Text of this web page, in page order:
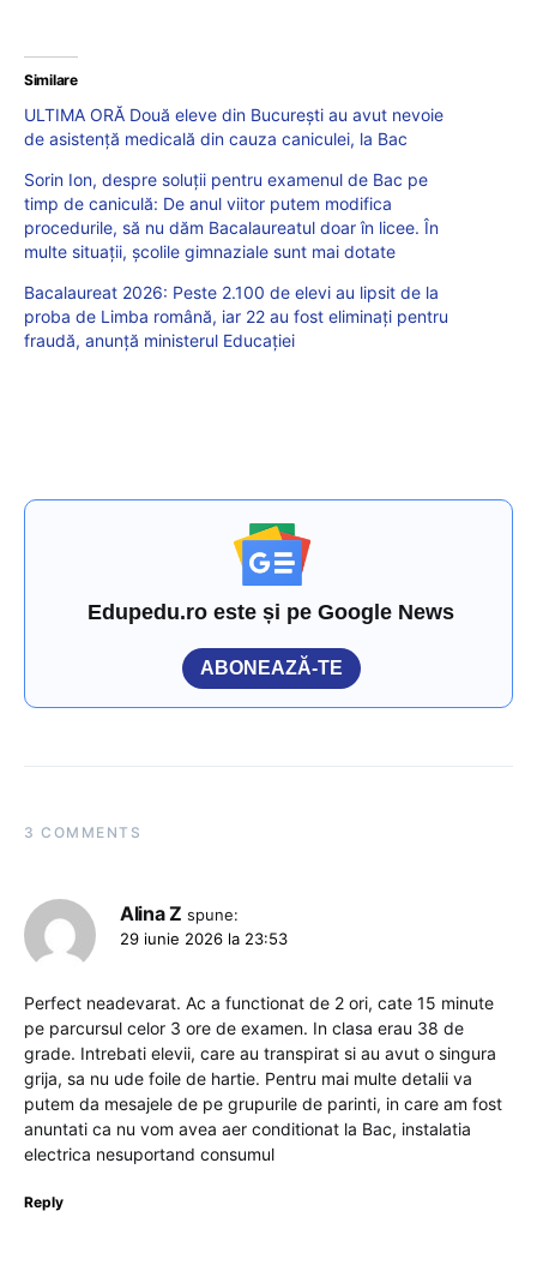
Similare
ULTIMA ORĂ Două eleve din București au avut nevoie
de asistență medicală din cauza caniculei, la Bac
Sorin Ion, despre soluții pentru examenul de Bac pe
timp de caniculă: De anul viitor putem modifica
procedurile, să nu dăm Bacalaureatul doar în licee. În
multe situații, școlile gimnaziale sunt mai dotate
Bacalaureat 2026: Peste 2.100 de elevi au lipsit de la
proba de Limba română, iar 22 au fost eliminați pentru
fraudă, anunță ministerul Educației
Edupedu.ro este și pe Google News
ABONEAZĂ-TE
3 COMMENTS
Alina Z spune:
29 iunie 2026 la 23:53
Perfect neadevarat. Ac a functionat de 2 ori, cate 15 minute
pe parcursul celor 3 ore de examen. In clasa erau 38 de
grade. Intrebati elevii, care au transpirat si au avut o singura
grija, sa nu ude foile de hartie. Pentru mai multe detalii va
putem da mesajele de pe grupurile de parinti, in care am fost
anuntati ca nu vom avea aer conditionat la Bac, instalatia
electrica nesuportand consumul
Reply